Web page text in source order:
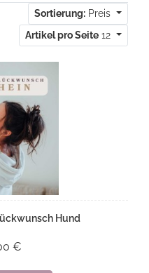
Sortierung: Preis
Artikel pro Seite 12
Hund
€